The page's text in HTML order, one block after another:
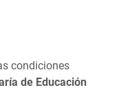
condiciones
de Educación